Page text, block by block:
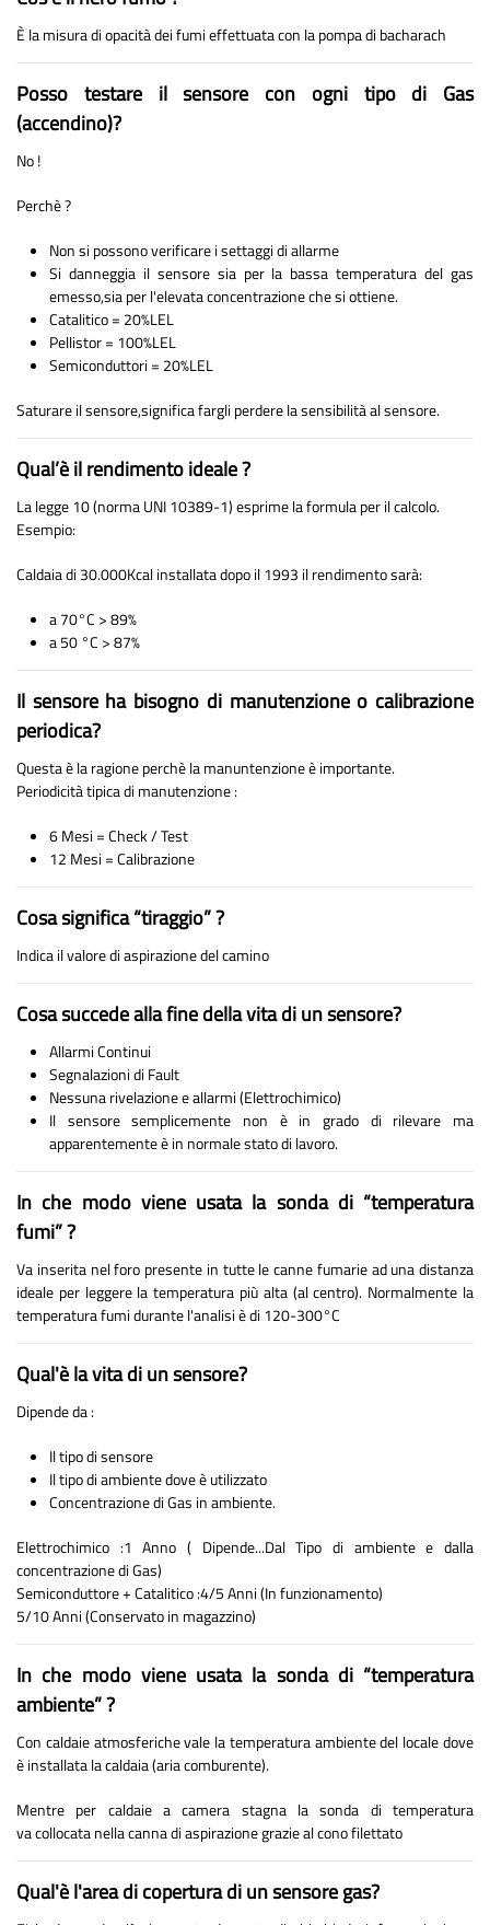
È la misura di opacità dei fumi effettuata con la pompa di bacharach
Posso testare il sensore con ogni tipo di Gas
(accendino)?
No !
Perchè ?
Non si possono verificare i settaggi di allarme
Si danneggia il sensore sia per la bassa temperatura del gas
emesso,sia per l'elevata concentrazione che si ottiene.
Catalitico = 20%LEL
Pellistor = 100%LEL
Semiconduttori = 20%LEL
Saturare il sensore,significa fargli perdere la sensibilità al sensore.
Qual’è il rendimento ideale ?
La legge 10 (norma UNI 10389-1) esprime la formula per il calcolo.
Esempio:
Caldaia di 30.000Kcal installata dopo il 1993 il rendimento sarà:
a 70°C > 89%
a 50 °C > 87%
Il sensore ha bisogno di manutenzione o calibrazione
periodica?
Questa è la ragione perchè la manuntenzione è importante.
Periodicità tipica di manutenzione :
6 Mesi = Check / Test
12 Mesi = Calibrazione
Cosa significa “tiraggio” ?
Indica il valore di aspirazione del camino
Cosa succede alla fine della vita di un sensore?
Allarmi Continui
Segnalazioni di Fault
Nessuna rivelazione e allarmi (Elettrochimico)
Il sensore semplicemente non è in grado di rilevare ma
apparentemente è in normale stato di lavoro.
In che modo viene usata la sonda di “temperatura
fumi” ?
Va inserita nel foro presente in tutte le canne fumarie ad una distanza
ideale per leggere la temperatura più alta (al centro). Normalmente la
temperatura fumi durante l'analisi è di 120-300°C
Qual'è la vita di un sensore?
Dipende da :
Il tipo di sensore
Il tipo di ambiente dove è utilizzato
Concentrazione di Gas in ambiente.
Elettrochimico :1 Anno ( Dipende...Dal Tipo di ambiente e dalla
concentrazione di Gas)
Semiconduttore + Catalitico :4/5 Anni (In funzionamento)
5/10 Anni (Conservato in magazzino)
In che modo viene usata la sonda di “temperatura
ambiente” ?
Con caldaie atmosferiche vale la temperatura ambiente del locale dove
è installata la caldaia (aria comburente).
Mentre per caldaie a camera stagna la sonda di temperatura
va collocata nella canna di aspirazione grazie al cono filettato
Qual'è l'area di copertura di un sensore gas?